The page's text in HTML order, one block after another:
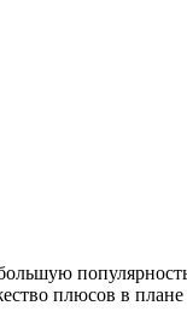
плюсов в плане